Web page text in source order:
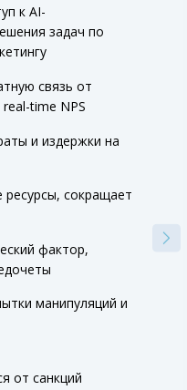
к AI-
задач по
связь от
time NPS
и издержки на
ресурсы, сокращает
фактор,
манипуляций и
от санкций